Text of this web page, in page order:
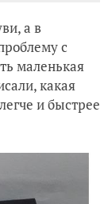
а в
с
маленькая
какая
и быстрее